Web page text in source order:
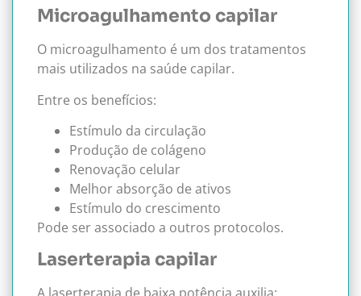
Microagulhamento capilar
O microagulhamento é um dos tratamentos
mais utilizados na saúde capilar.
Entre os benefícios:
Estímulo da circulação
Produção de colágeno
Renovação celular
Melhor absorção de ativos
Estímulo do crescimento
Pode ser associado a outros protocolos.
Laserterapia capilar
A laserterapia de baixa potência auxilia: